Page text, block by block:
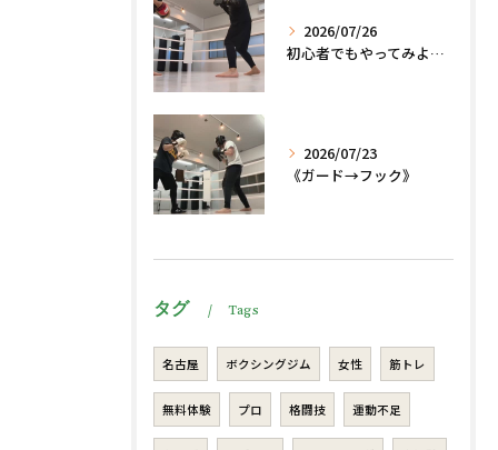
2026/07/26
初心者でもやってみよう、格闘技でダイエット、脂肪燃焼🔥
2026/07/23
《ガード→フック》
タグ Tags
名古屋 ボクシングジム 女性 筋トレ
無料体験 プロ 格闘技 運動不足